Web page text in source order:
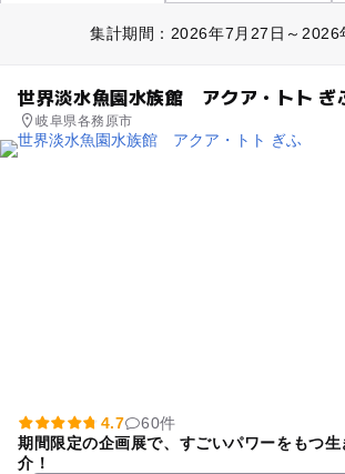
集計期間：2026年7月27日～2026
世界淡水魚園水族館 アクア・トト ぎ
岐阜県各務原市
4.7
60件
期間限定の企画展で、すごいパワーをもつ
介！